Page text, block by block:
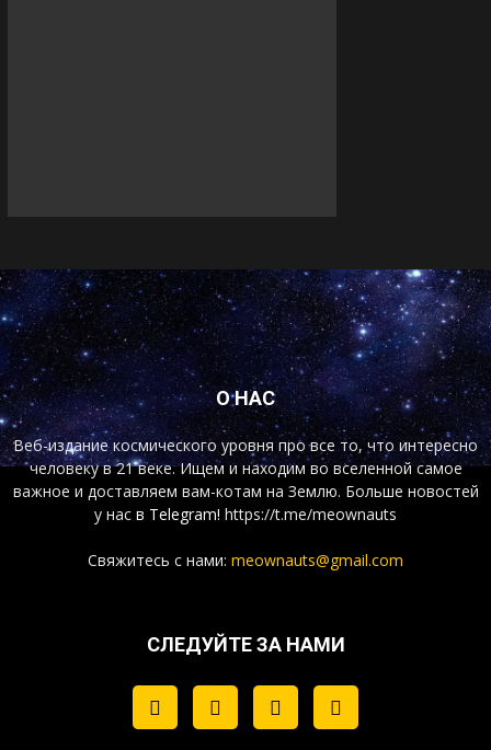
О НАС
Веб-издание космического уровня про все то, что интересно
человеку в 21 веке. Ищем и находим во вселенной самое
важное и доставляем вам-котам на Землю. Больше новостей
у нас в Telegram! https://t.me/meownauts
Свяжитесь с нами: meownauts@gmail.com
СЛЕДУЙТЕ ЗА НАМИ